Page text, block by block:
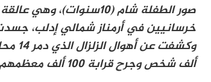
صور الطفلة شام
خرسانيين في أرمناز شمالي إدلب،
ألف شخص وجرح قرابة 100 ألف معظمهم في تركيا.